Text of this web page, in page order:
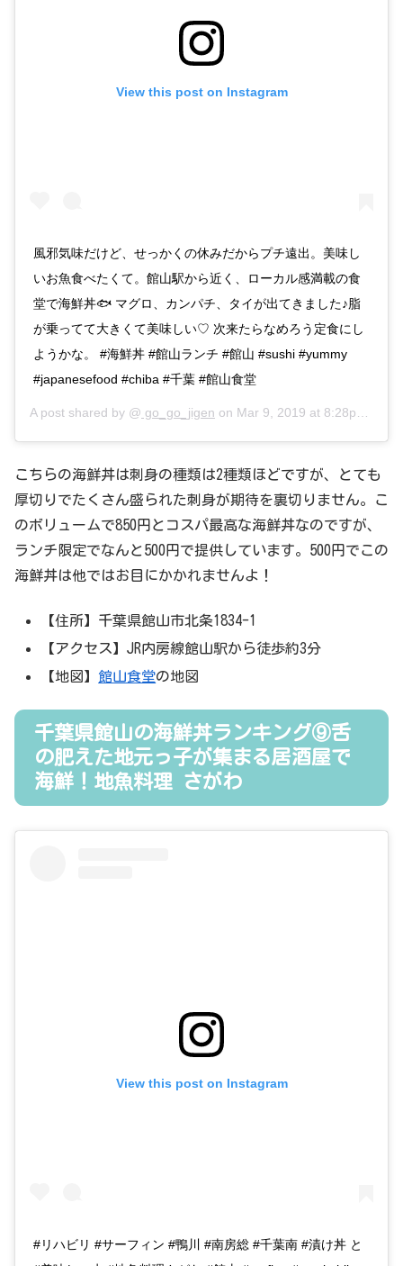
View this post on Instagram
風邪気味だけど、せっかくの休みだからプチ遠出。美味し
いお魚食べたくて。館山駅から近く、ローカル感満載の食
堂で海鮮丼🐟 マグロ、カンパチ、タイが出てきました♪脂
が乗ってて大きくて美味しい♡ 次来たらなめろう定食にし
ようかな。 #海鮮丼 #館山ランチ #館山 #sushi #yummy
#japanesefood #chiba #千葉 #館山食堂
A post shared by @ go_go_jigen on Mar 9, 2019 at 8:28pm PST
こちらの海鮮丼は刺身の種類は2種類ほどですが、とても
厚切りでたくさん盛られた刺身が期待を裏切りません。こ
のボリュームで850円とコスパ最高な海鮮丼なのですが、
ランチ限定でなんと500円で提供しています。500円でこの
海鮮丼は他ではお目にかかれませんよ！
【住所】千葉県館山市北条1834-1
【アクセス】JR内房線館山駅から徒歩約3分
【地図】館山食堂の地図
千葉県館山の海鮮丼ランキング⑨舌
の肥えた地元っ子が集まる居酒屋で
海鮮！地魚料理 さがわ
View this post on Instagram
#リハビリ #サーフィン #鴨川 #南房総 #千葉南 #漬け丼 と